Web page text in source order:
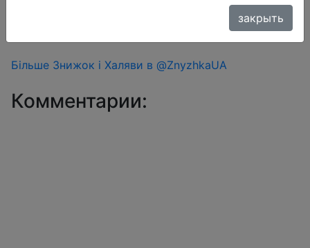
Знижка монетками 5 Coins у додатку через розділ
Більше Знижок і Халяви в @ZnyzhkaUA
Комментарии:
закрыть